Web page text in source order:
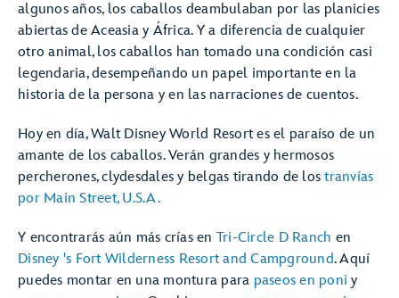
algunos años, los caballos deambulaban por las planicies
abiertas de Aceasia y África. Y a diferencia de cualquier
otro animal, los caballos han tomado una condición casi
legendaria, desempeñando un papel importante en la
historia de la persona y en las narraciones de cuentos.
Hoy en día, Walt Disney World Resort es el paraíso de un
amante de los caballos. Verán grandes y hermosos
percherones, clydesdales y belgas tirando de lostranvías
por Main Street, U.S.A.
Y encontrarás aún más crías en Tri-Circle D Ranch en
Disney 's Fort Wilderness Resort and Campground. Aquí
puedes montar en una montura para paseos en poniy